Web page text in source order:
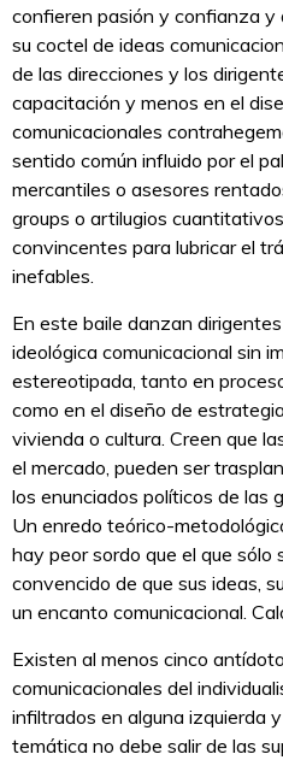
confieren pasión y confianza y
su coctel de ideas
de las direcciones y los
capacitación y menos en el
comunicacionales
sentido común influido por el
mercantiles o asesores
groups o artilugios
convincentes para lubricar el
inefables.
En este baile danzan
ideológica comunicacional sin
estereotipada, tanto en
como en el diseño de
vivienda o cultura. Creen que
el mercado, pueden ser
los enunciados políticos de las
Un enredo teórico-
hay peor sordo que el que sólo
convencido de que sus ideas,
un encanto comunicacional.
Existen al menos cinco
comunicacionales del
infiltrados en alguna izquierda
temática no debe salir de las